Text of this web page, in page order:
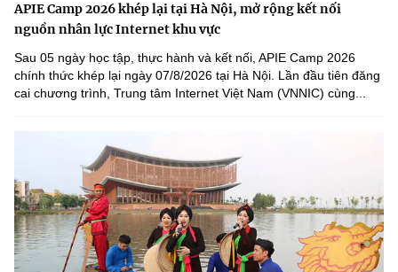
APIE Camp 2026 khép lại tại Hà Nội, mở rộng kết nối
nguồn nhân lực Internet khu vực
Sau 05 ngày học tập, thực hành và kết nối, APIE Camp 2026
chính thức khép lại ngày 07/8/2026 tại Hà Nội. Lần đầu tiên đăng
cai chương trình, Trung tâm Internet Việt Nam (VNNIC) cùng...